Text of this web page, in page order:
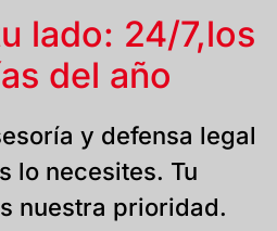
lado: 24/7,los
del año
y defensa legal
lo necesites. Tu
nuestra prioridad.